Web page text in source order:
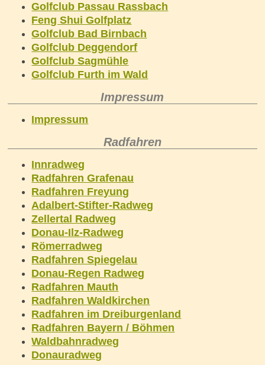
Golfclub Passau Rassbach
Feng Shui Golfplatz
Golfclub Bad Birnbach
Golfclub Deggendorf
Golfclub Sagmühle
Golfclub Furth im Wald
Impressum
Impressum
Radfahren
Innradweg
Radfahren Grafenau
Radfahren Freyung
Adalbert-Stifter-Radweg
Zellertal Radweg
Donau-Ilz-Radweg
Römerradweg
Radfahren Spiegelau
Donau-Regen Radweg
Radfahren Mauth
Radfahren Waldkirchen
Radfahren im Dreiburgenland
Radfahren Bayern / Böhmen
Waldbahnradweg
Donauradweg